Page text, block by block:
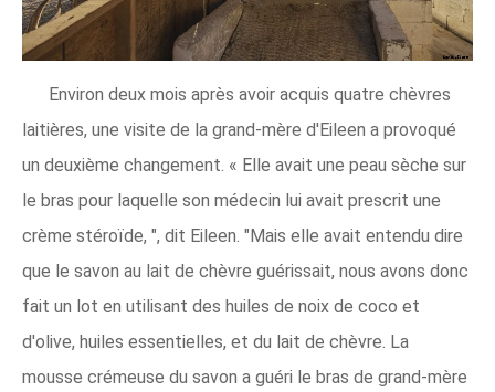
Environ deux mois après avoir acquis quatre chèvres
laitières, une visite de la grand-mère d'Eileen a provoqué
un deuxième changement. « Elle avait une peau sèche sur
le bras pour laquelle son médecin lui avait prescrit une
crème stéroïde, ", dit Eileen. "Mais elle avait entendu dire
que le savon au lait de chèvre guérissait, nous avons donc
fait un lot en utilisant des huiles de noix de coco et
d'olive, huiles essentielles, et du lait de chèvre. La
mousse crémeuse du savon a guéri le bras de grand-mère